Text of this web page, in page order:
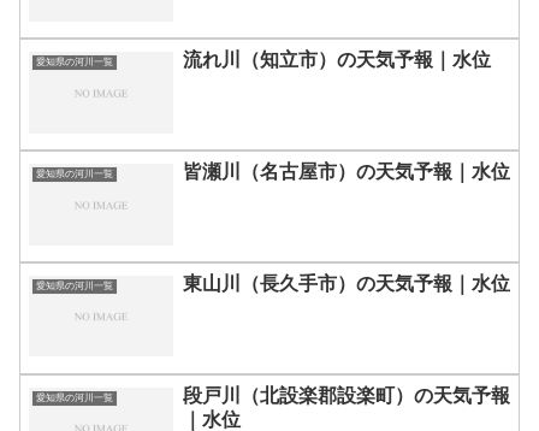
愛知県の河川一覧 流れ川（知立市）の天気予報｜水位
愛知県の河川一覧 皆瀬川（名古屋市）の天気予報｜水位
愛知県の河川一覧 東山川（長久手市）の天気予報｜水位
愛知県の河川一覧
段戸川（北設楽郡設楽町）の天気予報
｜水位